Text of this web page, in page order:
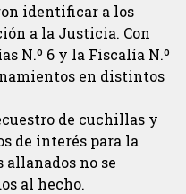
identificar a los
a la Justicia. Con
N.º 6 y la Fiscalía N.º
en distintos
de cuchillas y
de interés para la
allanados no se
al hecho.